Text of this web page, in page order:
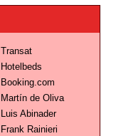
Transat
Hotelbeds
Booking.com
Martín de Oliva
Luis Abinader
Frank Rainieri